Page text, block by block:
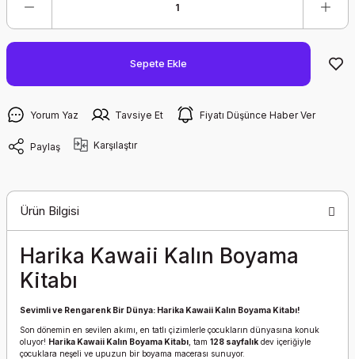
Sepete Ekle
Yorum Yaz Tavsiye Et Fiyatı Düşünce Haber Ver
Paylaş Karşılaştır
Ürün Bilgisi
Harika Kawaii Kalın Boyama
Kitabı
Sevimli ve Rengarenk Bir Dünya: Harika Kawaii Kalın Boyama Kitabı!
Son dönemin en sevilen akımı, en tatlı çizimlerle çocukların dünyasına konuk
oluyor! Harika Kawaii Kalın Boyama Kitabı , tam 128 sayfalık dev içeriğiyle
çocuklara neşeli ve upuzun bir boyama macerası sunuyor.